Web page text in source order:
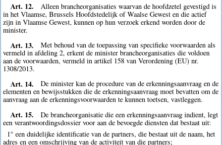
Art. 12.
Alleen brancheorganisaties waarvan de hoofdzetel gevestigd is
in het Vlaamse, Brussels Hoofdstedelijk of Waalse Gewest en die actief
zijn in Vlaamse Gewest, kunnen op hun verzoek erkend worden door de
minister.
Art. 13.
Met behoud van de toepassing van specifieke voorwaarden als
vermeld in afdeling 2, erkent de minister brancheorganisaties die voldoen
aan de voorwaarden, vermeld in artikel 158 van Verordening (EU) nr.
1308/2013.
Art. 14.
De minister kan de procedure van de erkenningsaanvraag en de
elementen en bewijsstukken die de erkenningsaanvraag moet bevatten om de
aanvraag aan de erkenningsvoorwaarden te kunnen toetsen, vastleggen.
Art. 15.
De brancheorganisatie die een erkenningsaanvraag indient, legt
een verantwoordingsdossier voor aan de bevoegde diensten dat bestaat uit:
1° een duidelijke identificatie van de partners, die bestaat uit de naam, het
adres en een omschrijving van de activiteit van die partners;